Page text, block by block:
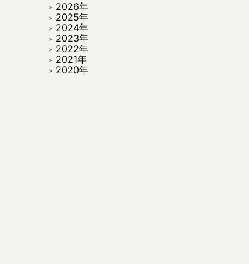
2026年
2025年
2024年
2023年
2022年
2021年
2020年